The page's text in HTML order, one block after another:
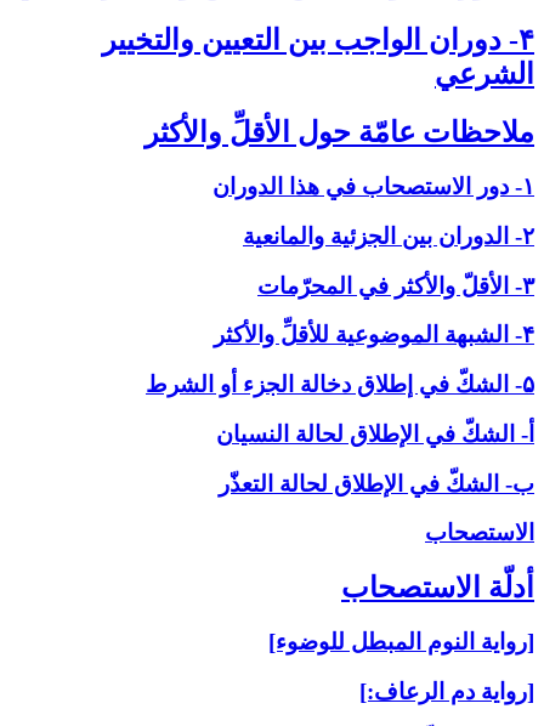
۴- دوران الواجب بين التعيين والتخيير
الشرعي‏
ملاحظات عامّة حول الأقلِّ والأكثر
۱- دور الاستصحاب في هذا الدوران
۲- الدوران بين الجزئية والمانعية
۳- الأقلّ والأكثر في المحرّمات
۴- الشبهة الموضوعية للأقلِّ والأكثر
۵- الشكّ في إطلاق دخالة الجزء أو الشرط
أ- الشكّ في الإطلاق لحالة النسيان
ب- الشكّ في الإطلاق لحالة التعذّر
الاستصحاب‏
أدلّة الاستصحاب‏
[رواية النوم المبطل للوضوء]
[رواية دم الرعاف:]